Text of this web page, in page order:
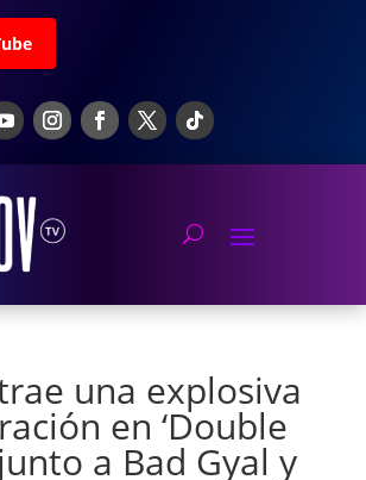
una explosiva
en ‘Double
a Bad Gyal y